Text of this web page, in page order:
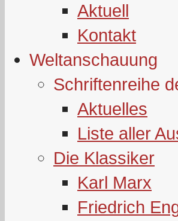
Aktuell
Kontakt
Weltanschauung
Schriftenreihe
Aktuelles
Liste aller
Die Klassiker
Karl Marx
Friedrich